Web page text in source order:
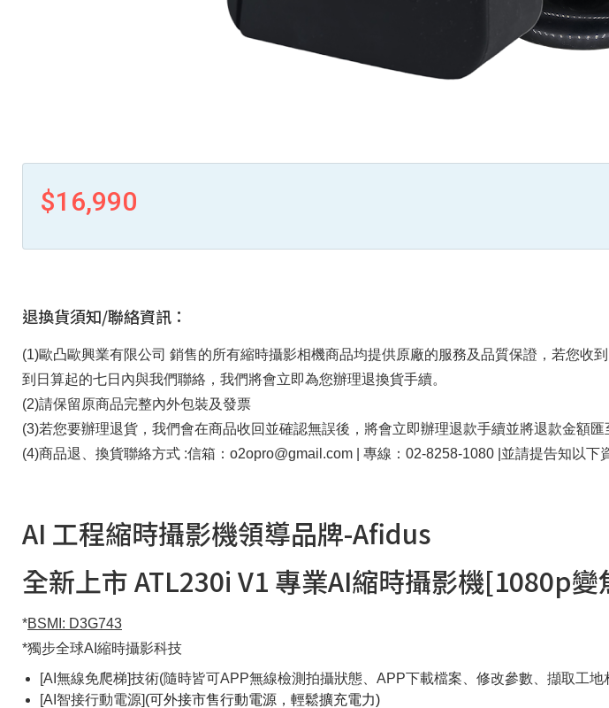
$16,990
退換貨須知/聯絡資訊：
(1)歐凸歐興業有限公司 銷售的所有縮時攝影相機商品均提供原廠的服務及品質保證，若您收
到日算起的七日內與我們聯絡，我們將會立即為您辦理退換貨手續。
(2)請保留原商品完整內外包裝及發票
(3)若您要辦理退貨，我們會在商品收回並確認無誤後，將會立即辦理退款手續並將退款金額
(4)商品退、換貨聯絡方式 :信箱：o2opro@gmail.com | 專線：02-8258-1080 |並請提告知以下
AI 工程縮時攝影機領導品牌-Afidus
全新上市 ATL230i V1 專業AI縮時攝影機[1080p變
*BSMI: D3G743
*獨步全球AI縮時攝影科技
[AI無線免爬梯]技術(隨時皆可APP無線檢測拍攝狀態、APP下載檔案、修改參數、擷取工
[AI智接行動電源](可外接市售行動電源，輕鬆擴充電力)